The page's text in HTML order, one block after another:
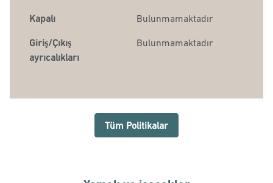
Kapalı Bulunmamaktadır
Giriş/Çıkış
ayrıcalıkları
Bulunmamaktadır
Tüm Politikalar